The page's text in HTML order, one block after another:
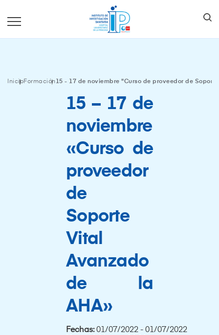
InicioFormación15 - 17 de noviembre "Curso de proveedor de
15 – 17 de
noviembre
«Curso de
proveedor
de
Soporte
Vital
Avanzado
de la
AHA»
Fechas:01/07/2022 - 01/07/2022